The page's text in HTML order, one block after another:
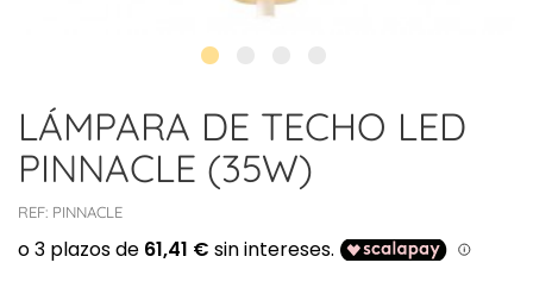
LÁMPARA DE TECHO LED
PINNACLE (35W)
REF: PINNACLE